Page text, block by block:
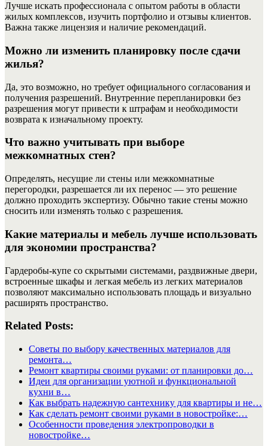
Лучше искать профессионала с опытом работы в области
жилых комплексов, изучить портфолио и отзывы клиентов.
Важна также лицензия и наличие рекомендаций.
Можно ли изменить планировку после сдачи
жилья?
Да, это возможно, но требует официального согласования и
получения разрешений. Внутренние перепланировки без
разрешения могут привести к штрафам и необходимости
возврата к изначальному проекту.
Что важно учитывать при выборе
межкомнатных стен?
Определять, несущие ли стены или межкомнатные
перегородки, разрешается ли их перенос — это решение
должно проходить экспертизу. Обычно такие стены можно
сносить или изменять только с разрешения.
Какие материалы и мебель лучше использовать
для экономии пространства?
Гардеробы-купе со скрытыми системами, раздвижные двери,
встроенные шкафы и легкая мебель из легких материалов
позволяют максимально использовать площадь и визуально
расширять пространство.
Related Posts:
Советы по выбору качественных материалов для
ремонта…
Ремонт квартиры своими руками: от планировки до…
Идеи для организации уютной и функциональной
кухни в…
Как выбрать надежную сантехнику для квартиры и не…
Как сделать ремонт своими руками в новостройке:…
Особенности проведения электропроводки в
новостройке…